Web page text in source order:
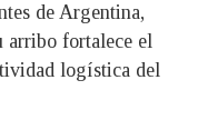
de Argentina,
arribo fortalece el
logística del